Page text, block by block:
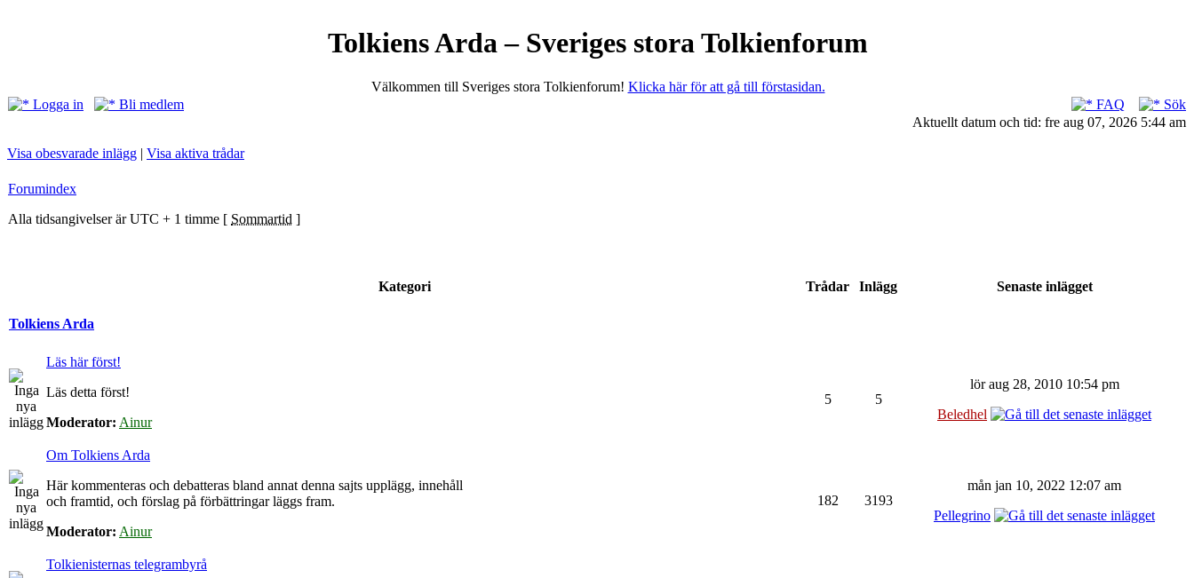
Tolkiens Arda – Sveriges stora Tolkienforum
Välkommen till Sveriges stora Tolkienforum! Klicka här för att gå till förstasidan.
Logga in
Bli medlem FAQ
Sök
Aktuellt datum och tid: fre aug 07, 2026 5:44 am
Visa obesvarade inlägg | Visa aktiva trådar
Forumindex
Alla tidsangivelser är UTC + 1 timme [ Sommartid ]
Kategori Trådar Inlägg Senaste inlägget
Tolkiens Arda
Läs här först!
Läs detta först!
Moderator: Ainur
5 5
lör aug 28, 2010 10:54 pm
Beledhel
Om Tolkiens Arda
Här kommenteras och debatteras bland annat denna sajts upplägg, innehåll
och framtid, och förslag på förbättringar läggs fram.
Moderator: Ainur
182 3193
mån jan 10, 2022 12:07 am
Pellegrino
Tolkienisternas telegrambyrå